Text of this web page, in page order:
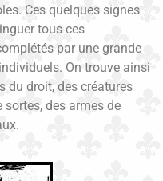
Ces quelques signes
tous ces
par une grande
On trouve ainsi
du droit, des créatures
des armes de